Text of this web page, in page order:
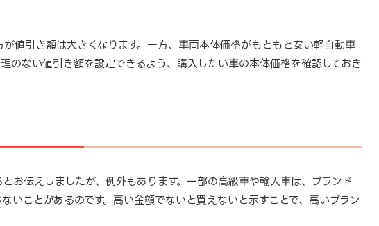
値引き額は大きくなります。一方、車両本体価格がもともと安い軽自動車
のない値引き額を設定できるよう、購入したい車の本体価格を確認しておき
お伝えしましたが、例外もあります。一部の高級車や輸入車は、ブランド
いことがあるのです。高い金額でないと買えないと示すことで、高いブラン